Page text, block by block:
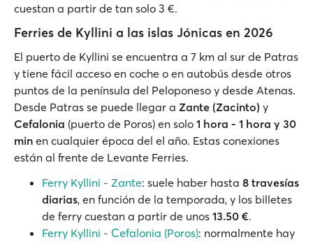
cuestan a partir de tan solo 3 €.
Ferries de Kyllini a las islas Jónicas en 2026
El puerto de Kyllini se encuentra a 7 km al sur de Patras
y tiene fácil acceso en coche o en autobús desde otros
puntos de la península del Peloponeso y desde Atenas.
Desde Patras se puede llegar a Zante (Zacinto) y
Cefalonia (puerto de Poros) en solo 1 hora - 1 hora y 30
min en cualquier época del el año. Estas conexiones
están al frente de Levante Ferries.
Ferry Kyllini - Zante: suele haber hasta 8 travesías
diarias, en función de la temporada, y los billetes
de ferry cuestan a partir de unos 13.50 €.
Ferry Kyllini - Cefalonia (Poros): normalmente hay